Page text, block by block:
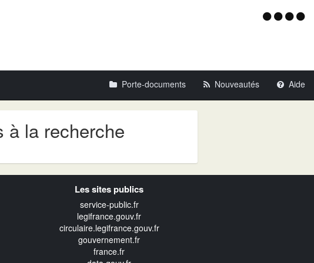
Menu
Porte-documents Nouveautés Aide
à la recherche
Les sites publics
service-public.fr
legifrance.gouv.fr
circulaire.legifrance.gouv.fr
gouvernement.fr
france.fr